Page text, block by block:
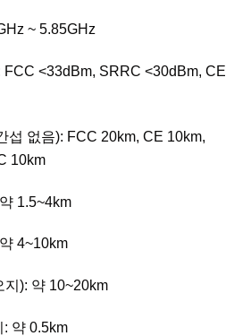
~ 5.85GHz
FCC <33dBm, SRRC <30dBm, CE
섭 없음): FCC 20km, CE 10km,
10km
1.5~4km
4~10km
지): 약 10~20km
: 약 0.5km